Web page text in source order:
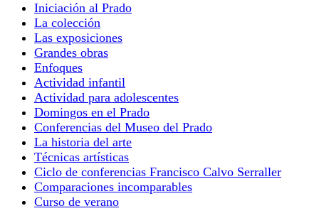
Iniciación al Prado
La colección
Las exposiciones
Grandes obras
Enfoques
Actividad infantil
Actividad para adolescentes
Domingos en el Prado
Conferencias del Museo del Prado
La historia del arte
Técnicas artísticas
Ciclo de conferencias Francisco Calvo Serraller
Comparaciones incomparables
Curso de verano